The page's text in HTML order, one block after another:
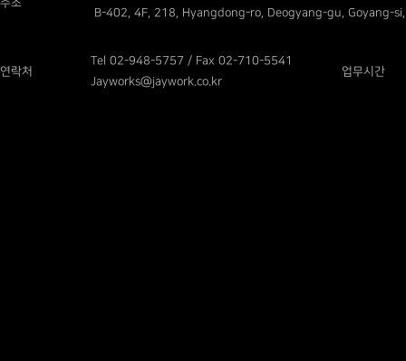
B-402, 4F, 218, Hyangdong-ro, Deogyang-gu, Goyang-
연락처
Tel 02-948-5757 / Fax 02-710-5541
Jayworks@jaywork.co.kr
업무시간